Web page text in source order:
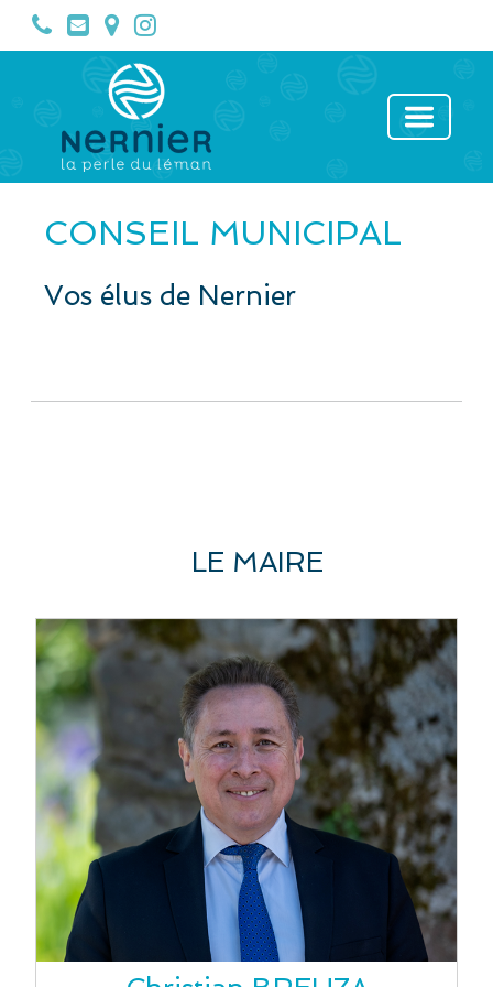
CONSEIL MUNICIPAL
Vos élus de Nernier
LE MAIRE